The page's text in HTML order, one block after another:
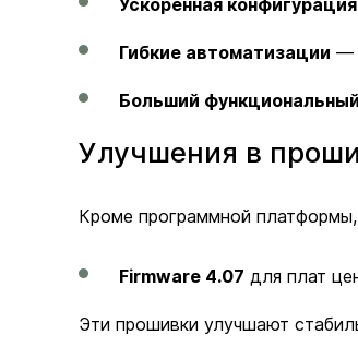
Ускоренная конфигурация
Гибкие автоматизации —
Больший
Улучшения в
Кроме программной
Firmware 4.07 для плат
Эти прошивки улучшают